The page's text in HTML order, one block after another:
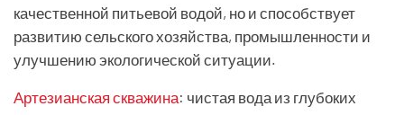
качественной питьевой водой, но и способствует
развитию сельского хозяйства, промышленности и
улучшению экологической ситуации.
Артезианская скважина: чистая вода из глубоких